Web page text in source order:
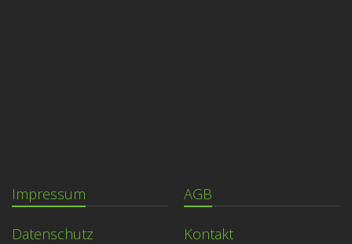
Impressum
Datenschutz
AGB
Kontakt